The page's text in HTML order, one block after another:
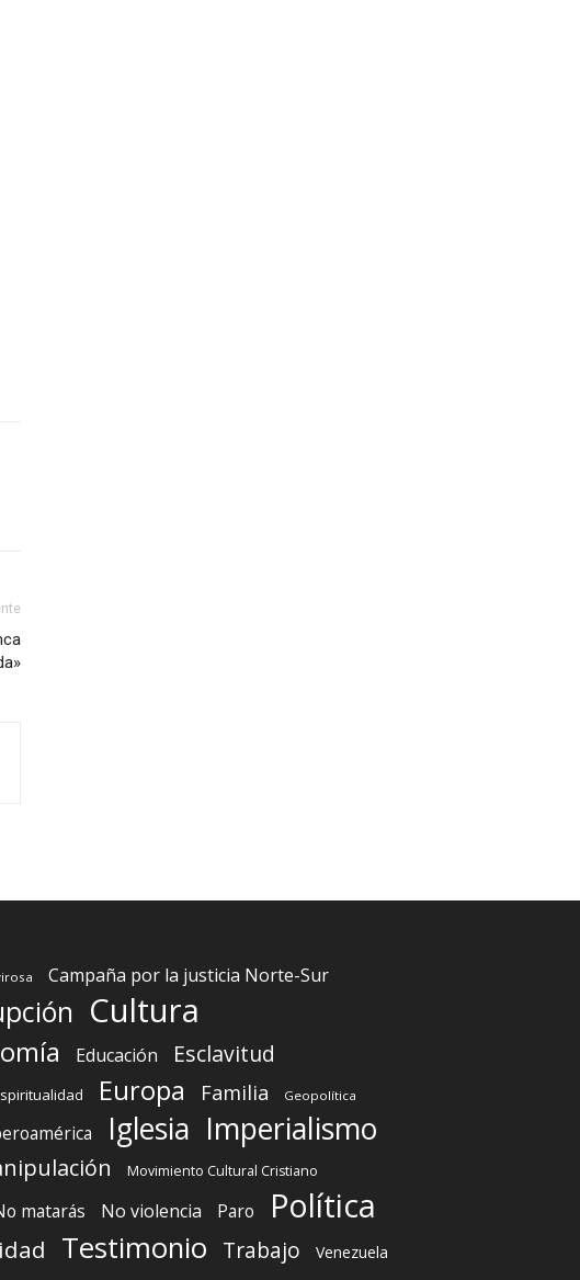
Campaña por la justicia Norte-Sur
Cultura
Educación Esclavitud
Europa Familia Geopolítica
Iglesia Imperialismo
Movimiento Cultural Cristiano
matarás No violencia Paro Política
Testimonio Trabajo Venezuela